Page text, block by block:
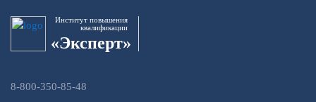
Институт повышения
квалификации
«Эксперт»
8-800-350-85-48